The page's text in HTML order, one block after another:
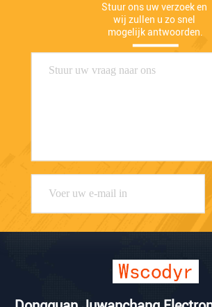
Stuur ons uw verzoek en
wij zullen u zo snel
mogelijk antwoorden.